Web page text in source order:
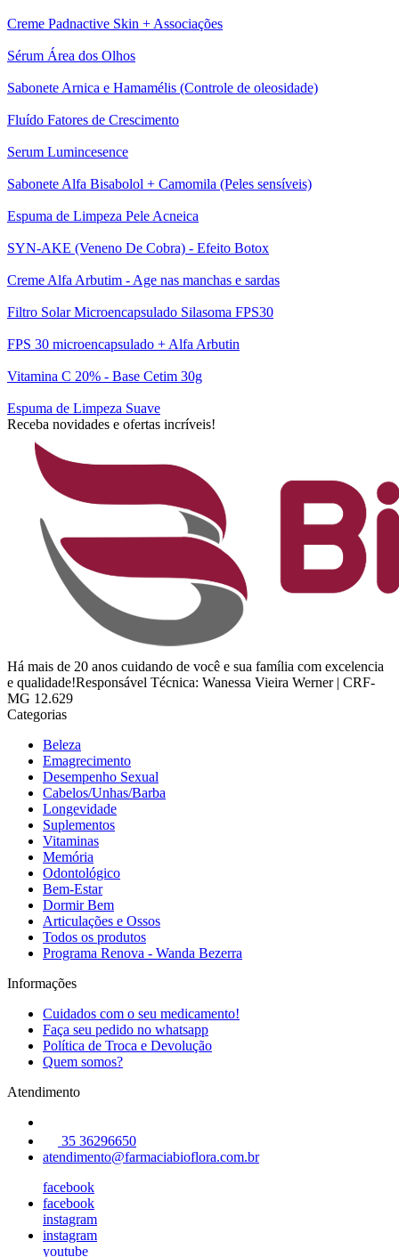
Creme Padnactive Skin + Associações
Sérum Área dos Olhos
Sabonete Arnica e Hamamélis (Controle de oleosidade)
Fluído Fatores de Crescimento
Serum Lumincesence
Sabonete Alfa Bisabolol + Camomila (Peles sensíveis)
Espuma de Limpeza Pele Acneica
SYN-AKE (Veneno De Cobra) - Efeito Botox
Creme Alfa Arbutim - Age nas manchas e sardas
Filtro Solar Microencapsulado Silasoma FPS30
FPS 30 microencapsulado + Alfa Arbutin
Vitamina C 20% - Base Cetim 30g
Espuma de Limpeza Suave
Receba novidades e ofertas incríveis!
Há mais de 20 anos cuidando de você e sua família com excelencia
e qualidade!Responsável Técnica: Wanessa Vieira Werner | CRF-
MG 12.629
Categorias
Beleza
Emagrecimento
Desempenho Sexual
Cabelos/Unhas/Barba
Longevidade
Suplementos
Vitaminas
Memória
Odontológico
Bem-Estar
Dormir Bem
Articulações e Ossos
Todos os produtos
Programa Renova - Wanda Bezerra
Informações
Cuidados com o seu medicamento!
Faça seu pedido no whatsapp
Política de Troca e Devolução
Quem somos?
Atendimento
35 36296650
atendimento@farmaciabioflora.com.br
facebook
facebook
instagram
instagram
youtube